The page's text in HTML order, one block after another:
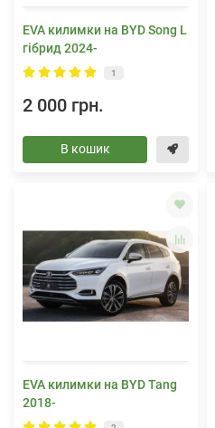
EVA килимки на BYD Song L
гібрид 2024-
1
2 000 грн.
В кошик
EVA килимки на BYD Tang
2018-